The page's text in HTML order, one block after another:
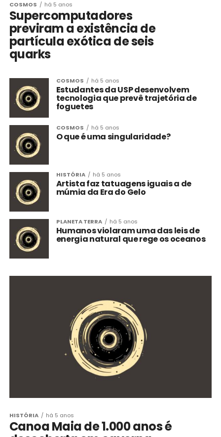
COSMOS há 5 anos
Supercomputadores
previram a existência de
partícula exótica de seis
quarks
COSMOS há 5 anos
Estudantes da USP desenvolvem
tecnologia que prevê trajetória de
foguetes
COSMOS há 5 anos
O que é uma singularidade?
HISTÓRIA há 5 anos
Artista faz tatuagens iguais a de
múmia da Era do Gelo
PLANETA TERRA há 5 anos
Humanos violaram uma das leis de
energia natural que rege os oceanos
HISTÓRIA há 5 anos
Canoa Maia de 1.000 anos é